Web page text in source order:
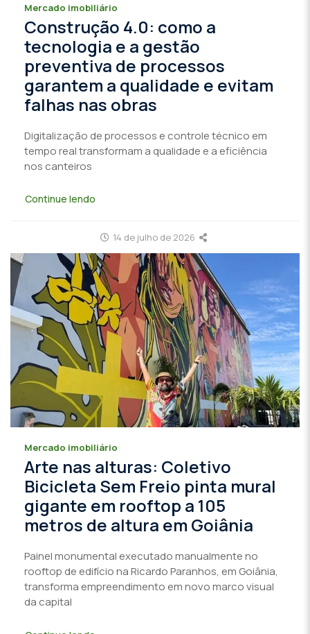
Mercado imobiliário
Construção 4.0: como a
tecnologia e a gestão
preventiva de processos
garantem a qualidade e evitam
falhas nas obras
Digitalização de processos e controle técnico em
tempo real transformam a qualidade e a eficiência
nos canteiros
Continue lendo
14 de julho de 2026
Mercado imobiliário
Arte nas alturas: Coletivo
Bicicleta Sem Freio pinta mural
gigante em rooftop a 105
metros de altura em Goiânia
Painel monumental executado manualmente no
rooftop de edifício na Ricardo Paranhos, em Goiânia,
transforma empreendimento em novo marco visual
da capital